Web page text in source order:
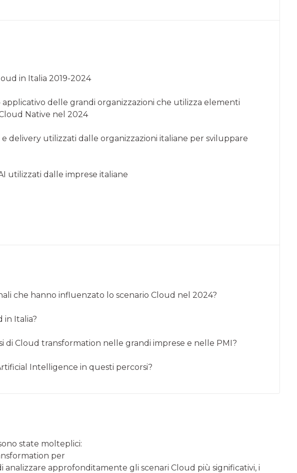
in Italia 2019-2024
delle grandi organizzazioni che utilizza elementi
Native nel 2024
delivery utilizzati dalle organizzazioni italiane per sviluppare
utilizzati dalle imprese italiane
che hanno influenzato lo scenario Cloud nel 2024?
in Italia?
di Cloud transformation nelle grandi imprese e nelle PMI?
Intelligence in questi percorsi?
state molteplici:
per
analizzare approfonditamente gli scenari Cloud più significativi, i